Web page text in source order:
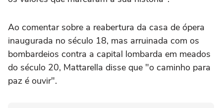
Ao comentar sobre a reabertura da casa de ópera
inaugurada no século 18, mas arruinada com os
bombardeios contra a capital lombarda em meados
do século 20, Mattarella disse que "o caminho para
paz é ouvir".